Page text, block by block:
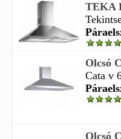
TEKA
Olcsó
Cata v
Olcsó